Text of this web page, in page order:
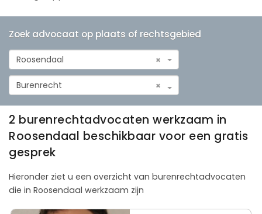
Zoek advocaat op plaats of rechtsgebied
×
Roosendaal
×
Burenrecht
2 burenrechtadvocaten werkzaam in
Roosendaal beschikbaar voor een gratis
gesprek
Hieronder ziet u een overzicht van burenrechtadvocaten
die in Roosendaal werkzaam zijn